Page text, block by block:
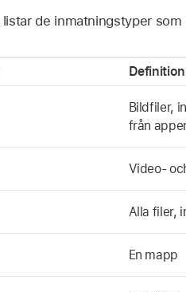
listar de inmatningstyper som
Definition
Bildfiler,
från
Video-
Alla filer,
En mapp